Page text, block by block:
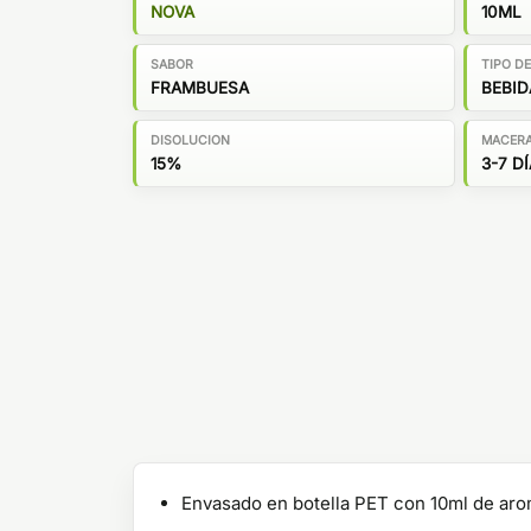
NOVA 10ML
SABOR
FRAMBUESA
TIPO
DISOLUCION
15% 3-7
Envasado en botella PET con 10ml de